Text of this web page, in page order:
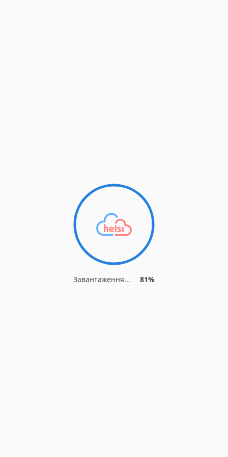
Завантаження... 81%